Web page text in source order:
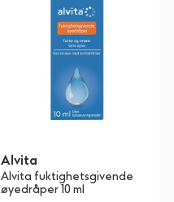
Alvita
Alvita fuktighetsgivende
øyedråper 10 ml